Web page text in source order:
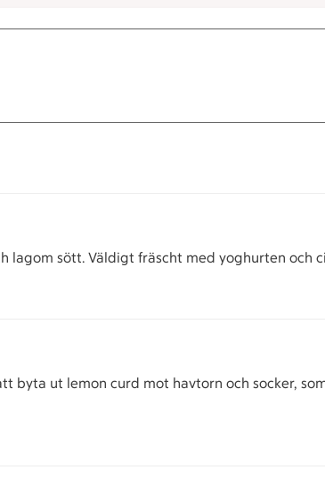
lagom sött. Väldigt fräscht med yoghurten och
byta ut lemon curd mot havtorn och socker,